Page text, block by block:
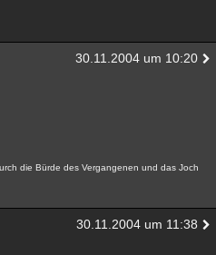
30.11.2004 um 10:20
die Bürde des Vergangenen und das Joch
30.11.2004 um 11:38